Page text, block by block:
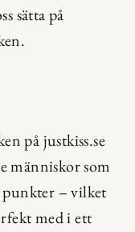
sätta på
på justkiss.se
människor som
punkter – vilket
med i ett